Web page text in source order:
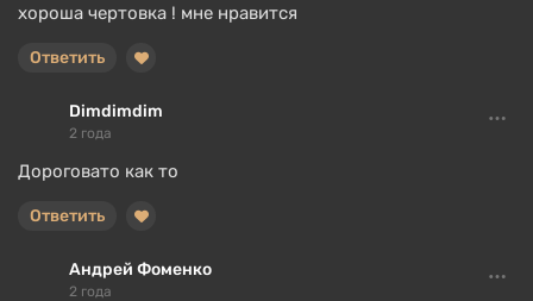
хороша чертовка ! мне нравится
Ответить
Dimdimdim
2 года
Дороговато как то
Ответить
Андрей Фоменко
2 года